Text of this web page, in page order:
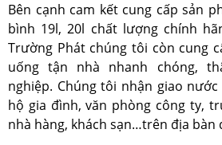
Bên cạnh cam kết cung cấp sản
bình 19l, 20l chất lượng chính
Trường Phát chúng tôi còn cung
uống tận nhà nhanh chóng,
nghiệp. Chúng tôi nhận giao
hộ gia đình, văn phòng công ty,
nhà hàng, khách sạn…trên địa bàn